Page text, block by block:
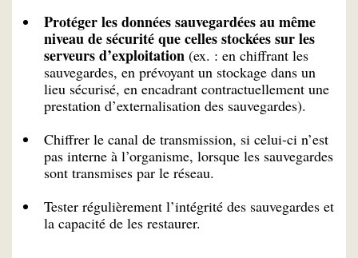
Protéger les données sauvegardées au même
niveau de sécurité que celles stockées sur les
serveurs d’exploitation (ex. : en chiffrant les
sauvegardes, en prévoyant un stockage dans un
lieu sécurisé, en encadrant contractuellement une
prestation d’externalisation des sauvegardes).
Chiffrer le canal de transmission, si celui-ci n’est
pas interne à l’organisme, lorsque les sauvegardes
sont transmises par le réseau.
Tester régulièrement l’intégrité des sauvegardes et
la capacité de les restaurer.